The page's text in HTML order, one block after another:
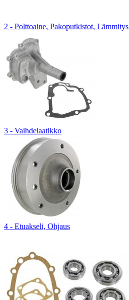
2 - Polttoaine, Pakoputkistot, Lämmitys
3 - Vaihdelaatikko
4 - Etuakseli, Ohjaus